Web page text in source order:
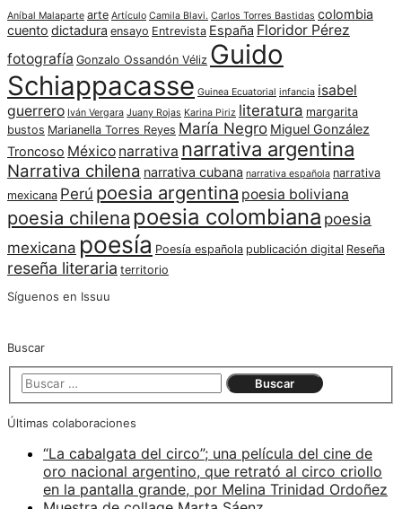
Aníbal Malaparte arte Artículo Camila Blavi. Carlos Torres Bastidas colombia
cuento dictadura ensayo Entrevista España Floridor Pérez
fotografía Gonzalo Ossandón Véliz Guido
Schiappacasse Guinea Ecuatorial infancia isabel
guerrero Iván Vergara Juany Rojas Karina Piriz literatura margarita
bustos Marianella Torres Reyes María Negro Miguel González
Troncoso México narrativa narrativa argentina
Narrativa chilena narrativa cubana narrativa española narrativa
mexicana Perú poesia argentina poesia boliviana
poesia chilena poesia colombiana poesia
mexicana poesía Poesía española publicación digital Reseña
reseña literaria territorio
Síguenos en Issuu
Buscar
Últimas colaboraciones
“La cabalgata del circo”; una película del cine de
oro nacional argentino, que retrató al circo criollo
en la pantalla grande, por Melina Trinidad Ordoñez